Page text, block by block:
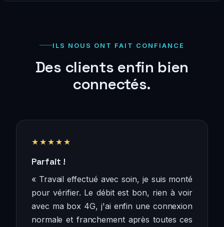
ILS NOUS ONT FAIT CONFIANCE
Des clients enfin bien
connectés.
★★★★★
Parfait !
« Travail effectué avec soin, je suis monté
pour vérifier. Le débit est bon, rien à voir
avec ma box 4G, j'ai enfin une connexion
normale et franchement après toutes ces